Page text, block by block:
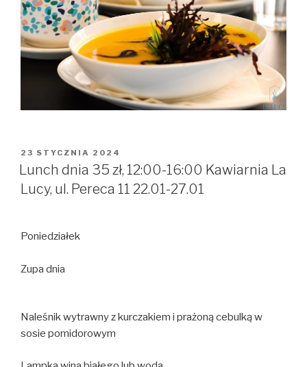
OPUBLIKOWANE
W
23 STYCZNIA 2024
Lunch dnia 35 zł, 12:00-16:00 Kawiarnia La
Lucy, ul. Pereca 11 22.01-27.01
Poniedziałek
Zupa dnia
Naleśnik wytrawny z kurczakiem i prażoną cebulką w
sosie pomidorowym